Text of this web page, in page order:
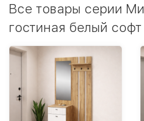
Все товары серии
гостиная белый софт